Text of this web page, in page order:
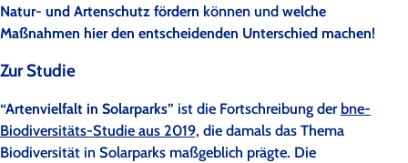
Natur- und Artenschutz fördern können und welche
Maßnahmen hier den entscheidenden Unterschied machen!
Zur Studie
“Artenvielfalt in Solarparks” ist die Fortschreibung der bne-
Biodiversitäts-Studie aus 2019, die damals das Thema
Biodiversität in Solarparks maßgeblich prägte. Die